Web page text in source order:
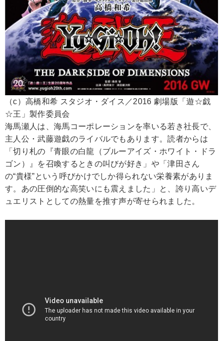
（c）高橋和希 スタジオ・ダイス／2016 劇場版「遊☆戯
☆王」製作委員会
海馬瀬人は、海馬コーポレーションを率いる若き社長で、
主人公・武藤遊戯のライバルでもあります。読者からは
「切り札の『青眼の白龍（ブルーアイズ・ホワイト・ドラ
ゴン）』を召喚するときの叫びが好き」や「津田さん
の“貴様”という呼びかけでしか得られない栄養素がありま
す。あの圧倒的な高笑いにも震えました」と、誇り高いデ
ュエリストとしての熱量を推す声が寄せられました。